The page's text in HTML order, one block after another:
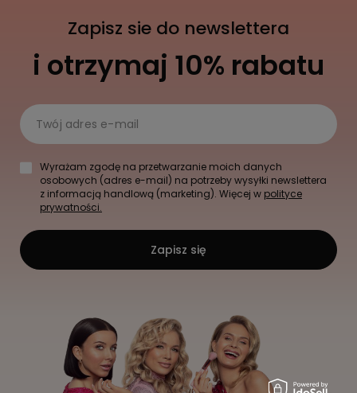
Zapisz sie do newslettera
i otrzymaj 10% rabatu
Twój adres e-mail
Wyrażam zgodę na przetwarzanie moich danych
osobowych (adres e-mail) na potrzeby wysyłki newslettera
z informacją handlową (marketing). Więcej w polityce
prywatności.
Zapisz się